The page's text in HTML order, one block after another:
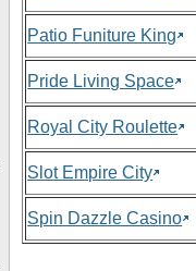
Patio Funiture King
Pride Living Space
Royal City Roulette
Slot Empire City
Spin Dazzle Casino